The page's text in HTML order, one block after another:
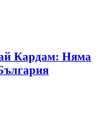
Кардам: Няма